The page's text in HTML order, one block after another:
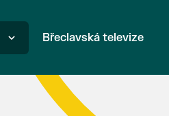
Břeclavská televize